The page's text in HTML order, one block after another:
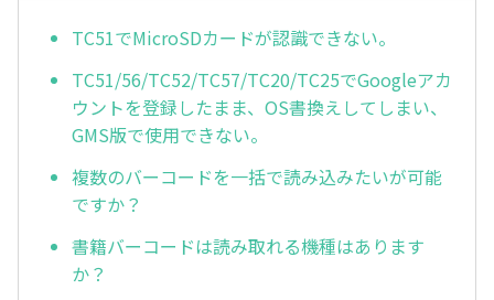
TC51でMicroSDカードが認識できない。
TC51/56/TC52/TC57/TC20/TC25でGoogleアカ
ウントを登録したまま、OS書換えしてしまい、
GMS版で使用できない。
複数のバーコードを一括で読み込みたいが可能
ですか？
書籍バーコードは読み取れる機種はあります
か？